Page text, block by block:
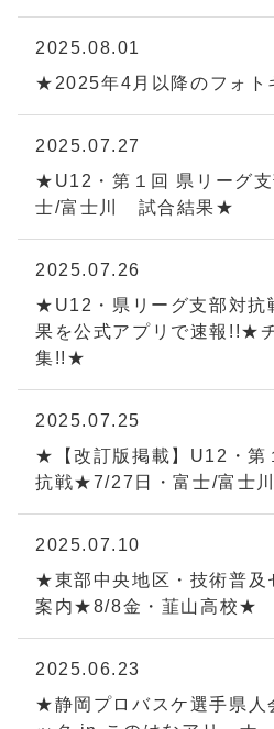
2025.08.01
★2025年4月以降のフォト
2025.07.27
★U12・第１回 県リーグ
士/富士川 試合結果★
2025.07.26
★U12・県リーグ支部対抗
果を公式アプリで速報!!★
集!!★
2025.07.25
★【改訂版掲載】U12・第
抗戦★7/27日・富士/富士
2025.07.10
★東部中央地区・技術普及
案内★8/8金・韮山高校★
2025.06.23
★静岡プロバスケ選手県人